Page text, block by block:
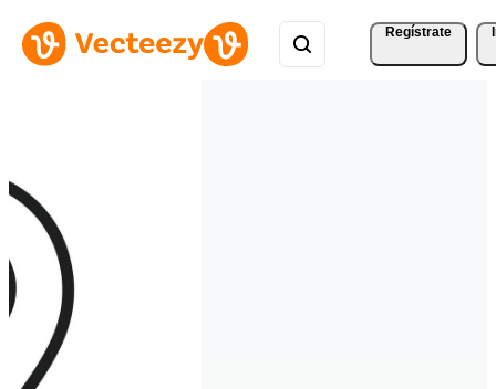
Regístrate